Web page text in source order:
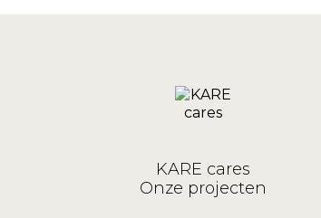
KARE cares
Onze projecten